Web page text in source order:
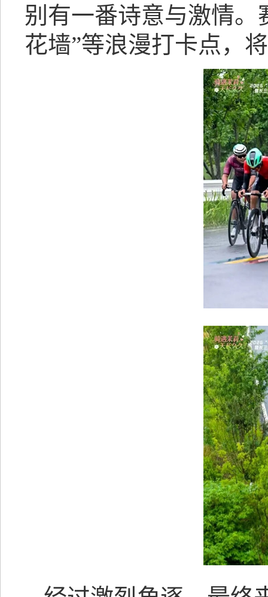
别有一番诗意与激情。
花墙”等浪漫打卡点，